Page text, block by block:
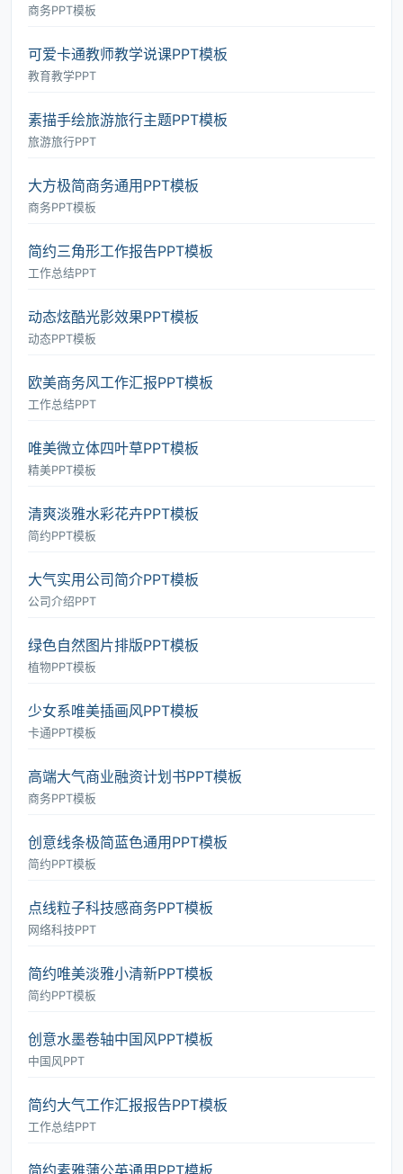
商务PPT模板
可爱卡通教师教学说课PPT模板
教育教学PPT
素描手绘旅游旅行主题PPT模板
旅游旅行PPT
大方极简商务通用PPT模板
商务PPT模板
简约三角形工作报告PPT模板
工作总结PPT
动态炫酷光影效果PPT模板
动态PPT模板
欧美商务风工作汇报PPT模板
工作总结PPT
唯美微立体四叶草PPT模板
精美PPT模板
清爽淡雅水彩花卉PPT模板
简约PPT模板
大气实用公司简介PPT模板
公司介绍PPT
绿色自然图片排版PPT模板
植物PPT模板
少女系唯美插画风PPT模板
卡通PPT模板
高端大气商业融资计划书PPT模板
商务PPT模板
创意线条极简蓝色通用PPT模板
简约PPT模板
点线粒子科技感商务PPT模板
网络科技PPT
简约唯美淡雅小清新PPT模板
简约PPT模板
创意水墨卷轴中国风PPT模板
中国风PPT
简约大气工作汇报报告PPT模板
工作总结PPT
简约素雅蒲公英通用PPT模板